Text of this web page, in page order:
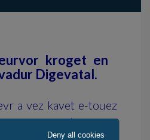
kroget en
Digevatal.
a vez kavet e-touez
mor sorennet.
Deny all cookies